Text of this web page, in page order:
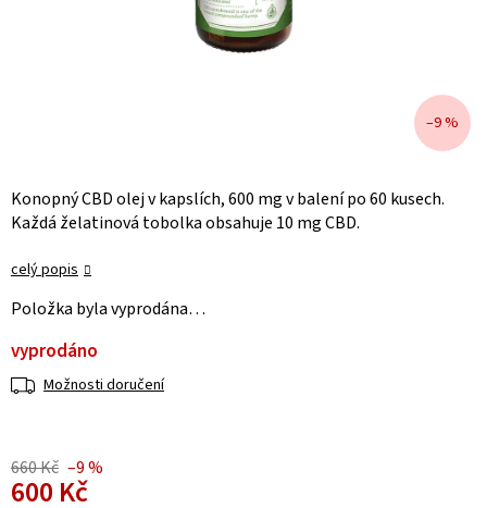
Konopný CBD olej v kapslích, 600 mg v balení po 60 kusech.
Každá želatinová tobolka obsahuje 10 mg CBD.
celý popis
Položka byla vyprodána…
vyprodáno
Možnosti doručení
660 Kč –9 %
600 Kč
–9 %